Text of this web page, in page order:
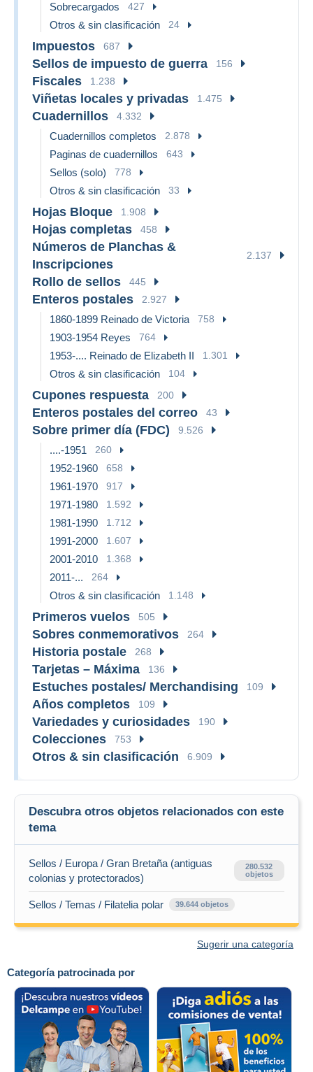
Categoría patrocinada por
Sobrecargados 427
Otros & sin clasificación 24
Impuestos 687
Sellos de impuesto de guerra 156
Fiscales 1.238
Viñetas locales y privadas 1.475
Cuadernillos 4.332
Cuadernillos completos 2.878
Paginas de cuadernillos 643
Sellos (solo) 778
Otros & sin clasificación 33
Hojas Bloque 1.908
Hojas completas 458
Números de Planchas &
Inscripciones
2.137
Rollo de sellos 445
Enteros postales 2.927
1860-1899 Reinado de Victoria 758
1903-1954 Reyes 764
1953-.... Reinado de Elizabeth II 1.301
Otros & sin clasificación 104
Cupones respuesta 200
Enteros postales del correo 43
Sobre primer día (FDC) 9.526
....-1951 260
1952-1960 658
1961-1970 917
1971-1980 1.592
1981-1990 1.712
1991-2000 1.607
2001-2010 1.368
2011-... 264
Otros & sin clasificación 1.148
Primeros vuelos 505
Sobres conmemorativos 264
Historia postale 268
Tarjetas – Máxima 136
Estuches postales/ Merchandising 109
Años completos 109
Variedades y curiosidades 190
Colecciones 753
Otros & sin clasificación 6.909
Descubra otros objetos relacionados con este
tema
Sellos / Europa / Gran Bretaña (antiguas
colonias y protectorados)
280.532
objetos
Sellos / Temas / Filatelia polar 39.644 objetos
Sugerir una categoría